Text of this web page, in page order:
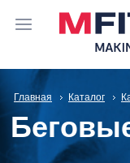
Главная Каталог